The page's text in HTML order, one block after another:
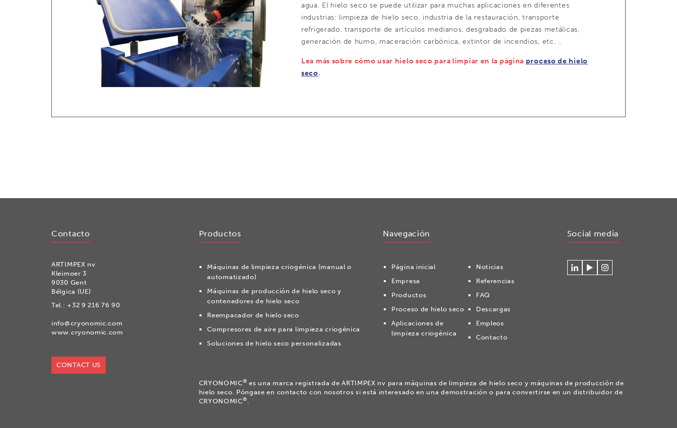
agua. El hielo seco se puede utilizar para muchas aplicaciones en diferentes
industrias: limpieza de hielo seco, industria de la restauración, transporte
refrigerado, transporte de artículos medianos, desgrabado de piezas metálicas,
generación de humo, maceración carbónica, extintor de incendios, etc. ..
Lea más sobre cómo usar hielo seco para limpiar en la página proceso de hielo
seco.
Contacto
ARTIMPEX nv
Kleimoer 3
9030 Gent
Bélgica (UE)
Tel.: +32 9 216 76 90
info@cryonomic.com
www.cryonomic.com
CONTACT US
Productos
Máquinas de limpieza criogénica (manual o
automatizado)
Máquinas de producción de hielo seco y
contenedores de hielo seco
Reempacador de hielo seco
Compresores de aire para limpieza criogénica
Soluciones de hielo seco personalizadas
Navegación
Página inicial
Empresa
Productos
Proceso de hielo seco
Aplicaciones de
limpieza criogénica
Noticias
Referencias
FAQ
Descargas
Empleos
Contacto
Social media
Conéctese
MireVolg
CRYONOMIC® es una marca registrada de ARTIMPEX nv para máquinas de limpieza de hielo seco y máquinas de producción de
hielo seco. Póngase en contacto con nosotros si está interesado en una demostración o para convertirse en un distribuidor de
CRYONOMIC®